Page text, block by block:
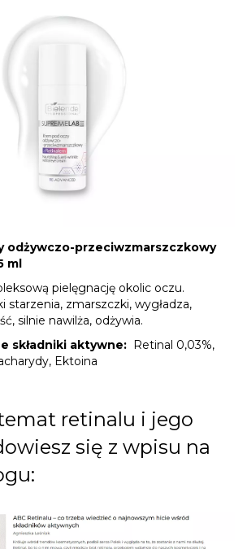
odżywczo-przeciwzmarszczkowy
ml
pielęgnację okolic oczu.
starzenia, zmarszczki, wygładza,
silnie nawilża, odżywia.
składniki aktywne: Retinal 0,03%,
Ektoina
retinalu i jego
się z wpisu na